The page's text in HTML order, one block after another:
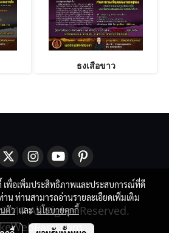
ธงเสือขาว
All Rights Reserved.
เพื่อเพิ่มประสิทธิภาพและประสบการณ์ที่ดี
าน ท่านสามารถอ่านรายละเอียดเพิ่มเติม
ตัวและนโยบายคุกกี้